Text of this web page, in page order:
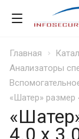
Главная
Анализаторы
«Шатер» размер
4.0 х